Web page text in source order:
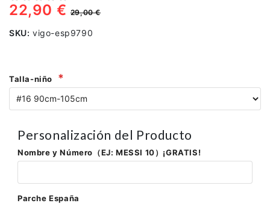
22,90 €29,00 €
SKU: vigo-esp9790
Talla-niño
Personalización del Producto
Nombre y Número（EJ: MESSI 10）¡GRATIS!
Parche España